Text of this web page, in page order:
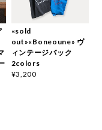
«sold
out»«Boneoune» ヴ
ィンテージバック
2colors
¥3,200